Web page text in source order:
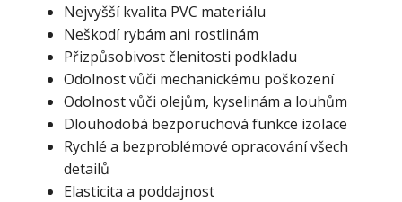
Nejvyšší kvalita PVC materiálu
Neškodí rybám ani rostlinám
Přizpůsobivost členitosti podkladu
Odolnost vůči mechanickému poškození
Odolnost vůči olejům, kyselinám a louhům
Dlouhodobá bezporuchová funkce izolace
Rychlé a bezproblémové opracování všech
detailů
Elasticita a poddajnost